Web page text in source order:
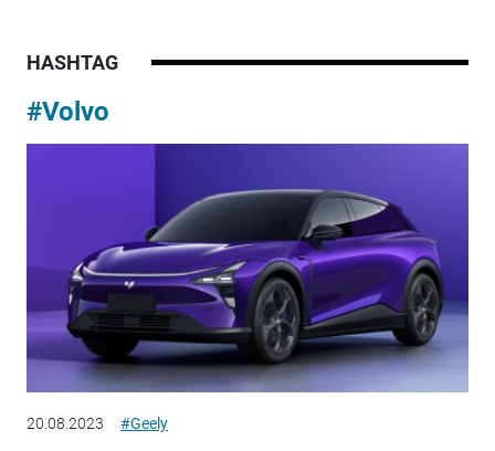
HASHTAG
#Volvo
20.08.2023 #Geely